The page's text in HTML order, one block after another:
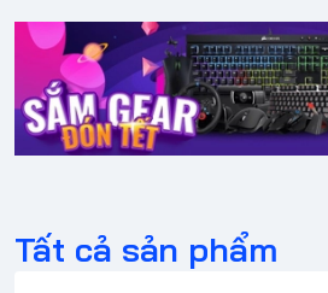
Tất cả sản phẩm